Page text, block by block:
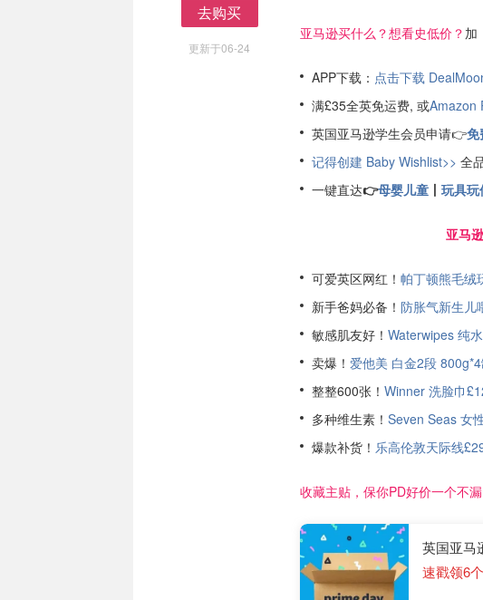
去购买
更新于06-24
亚马逊买什么？想看史低价？ 加
APP下载： 点击下载
满£35全英免运费, 或Amazon
英国亚马逊学生会员申请👉免
记得创建 Baby Wishlist>> 全
一键直达👉母婴儿童 丨 玩具玩
亚马
可爱英区网红！ 帕丁顿熊毛绒
新手爸妈必备！ 防胀气新生儿
敏感肌友好！ Waterwipes 纯
卖爆！ 爱他美 白金2段
整整600张！ Winner 洗脸巾
多种维生素！ Seven Seas 女
爆款补货！ 乐高伦敦天际线
收藏主贴，保你PD好价一个不漏
英国亚马
速戳领6